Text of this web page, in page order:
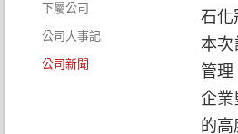
董事會成員
董事簡介
審核委員會
下屬公司
公司大事記
公司新聞
石化
本次
管
企
的高